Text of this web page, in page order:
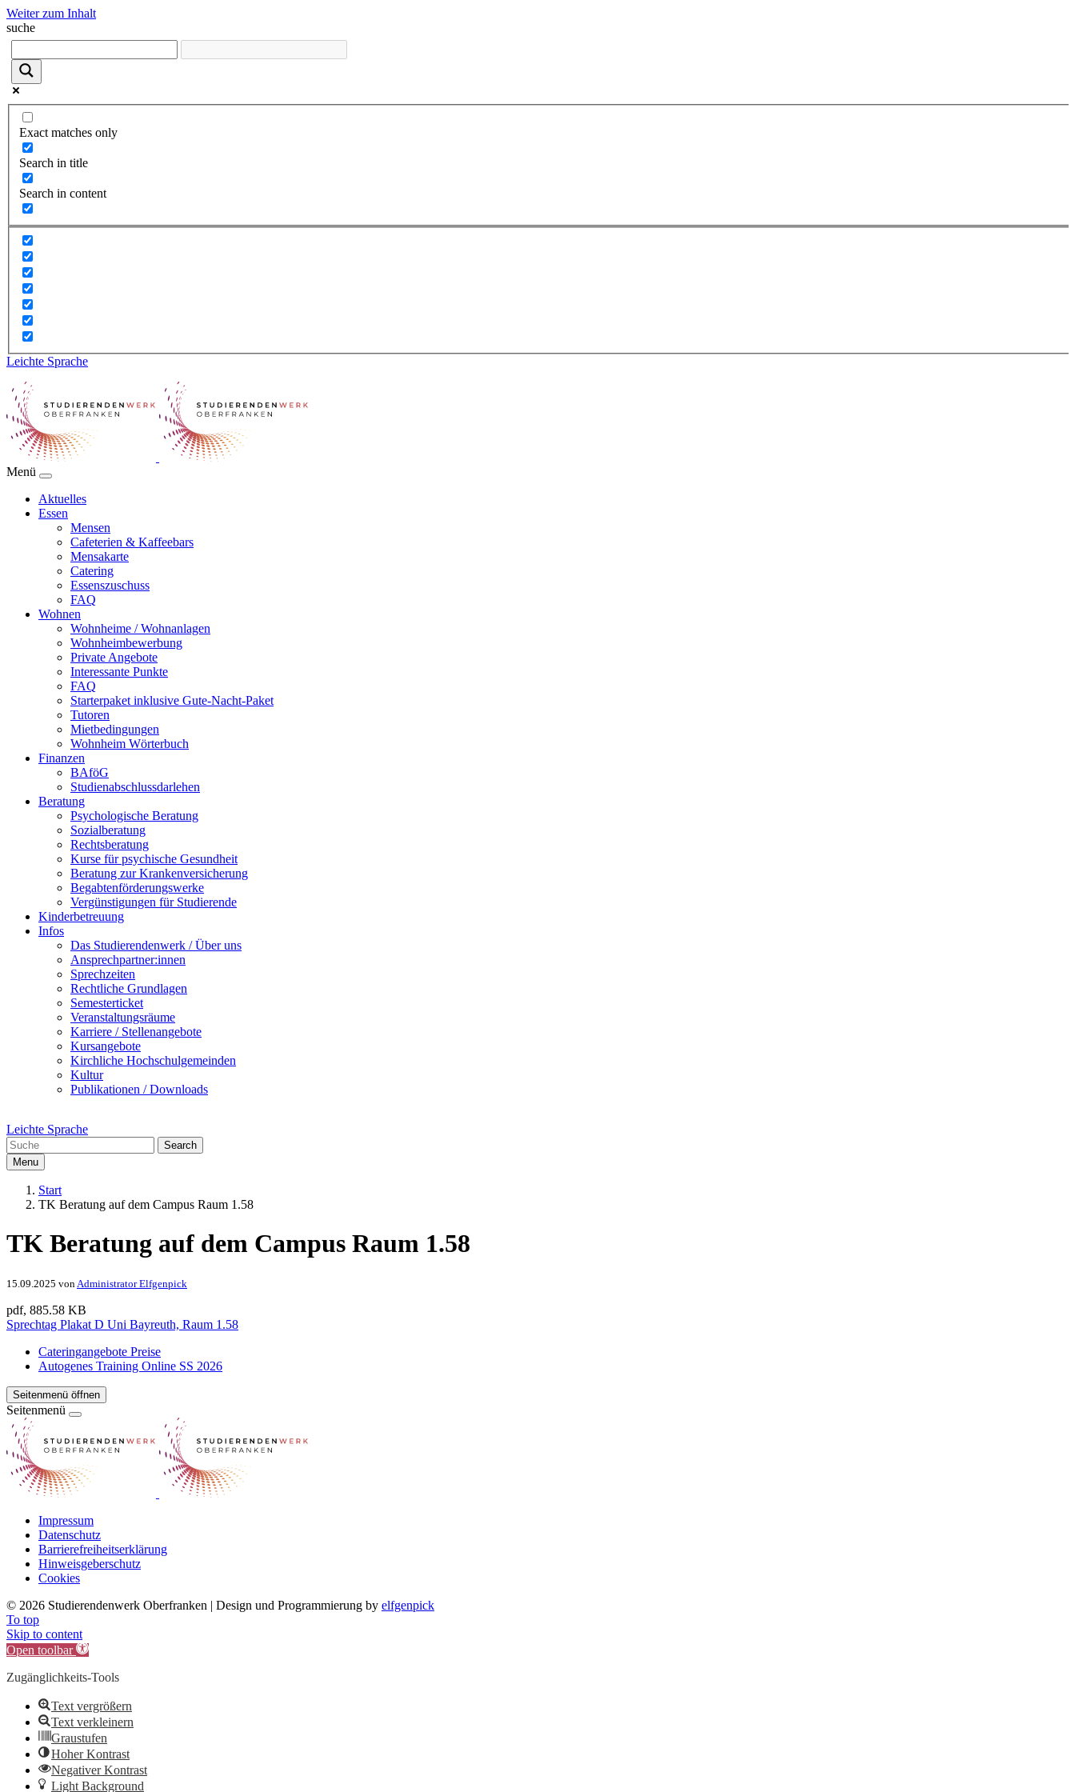
Weiter zum Inhalt
suche
Exact matches only
Search in title
Search in content
Leichte Sprache
Menü
Aktuelles
Essen
Mensen
Cafeterien & Kaffeebars
Mensakarte
Catering
Essenszuschuss
FAQ
Wohnen
Wohnheime / Wohnanlagen
Wohnheimbewerbung
Private Angebote
Interessante Punkte
FAQ
Starterpaket inklusive Gute-Nacht-Paket
Tutoren
Mietbedingungen
Wohnheim Wörterbuch
Finanzen
BAföG
Studienabschlussdarlehen
Beratung
Psychologische Beratung
Sozialberatung
Rechtsberatung
Kurse für psychische Gesundheit
Beratung zur Krankenversicherung
Begabtenförderungswerke
Vergünstigungen für Studierende
Kinderbetreuung
Infos
Das Studierendenwerk / Über uns
Ansprechpartner:innen
Sprechzeiten
Rechtliche Grundlagen
Semesterticket
Veranstaltungsräume
Karriere / Stellenangebote
Kursangebote
Kirchliche Hochschulgemeinden
Kultur
Publikationen / Downloads
Leichte Sprache
Search
Menu
Start
TK Beratung auf dem Campus Raum 1.58
TK Beratung auf dem Campus Raum 1.58
15.09.2025 von Administrator Elfgenpick
pdf, 885.58 KB
Sprechtag Plakat D Uni Bayreuth, Raum 1.58
Cateringangebote Preise
Autogenes Training Online SS 2026
Seitenmenü öffnen
Seitenmenü
Impressum
Datenschutz
Barrierefreiheitserklärung
Hinweisgeberschutz
Cookies
© 2026 Studierendenwerk Oberfranken | Design und Programmierung by elfgenpick
To top
Skip to content
Open toolbar
Zugänglichkeits-Tools
Text vergrößern
Text verkleinern
Graustufen
Hoher Kontrast
Negativer Kontrast
Light Background